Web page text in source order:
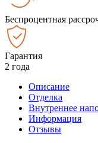
Беспроцентная
Гарантия
2 года
Описание
Отделка
Внутреннее
Информация
Отзывы